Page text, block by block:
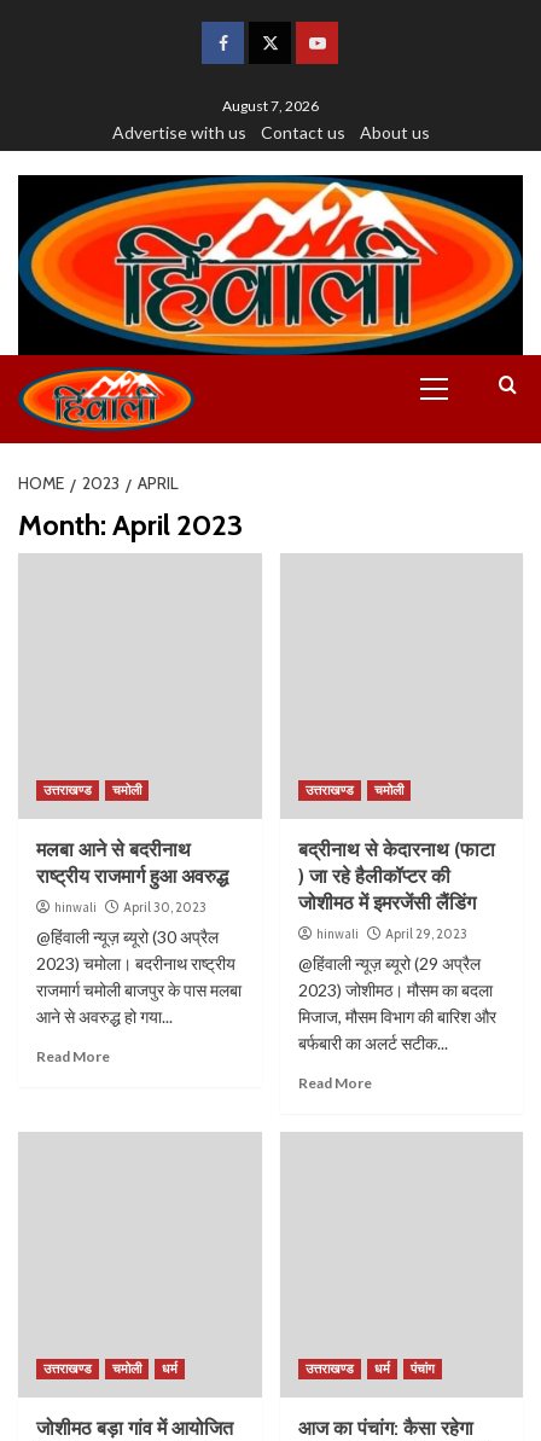
August 7, 2026
Advertise with us Contact us About us
HOME 2023 APRIL
Month: April 2023
उत्तराखण्ड चमोली
मलबा आने से बदरीनाथ
राष्ट्रीय राजमार्ग हुआ अवरुद्ध
hinwali April 30, 2023
@हिंवाली न्यूज़ ब्यूरो (30 अप्रैल
2023) चमोला। बदरीनाथ राष्ट्रीय
राजमार्ग चमोली बाजपुर के पास मलबा
आने से अवरुद्ध हो गया...
Read More
उत्तराखण्ड चमोली
बद्रीनाथ से केदारनाथ (फाटा
) जा रहे हैलीकॉप्टर की
जोशीमठ में इमरजेंसी लैंडिंग
hinwali April 29, 2023
@हिंवाली न्यूज़ ब्यूरो (29 अप्रैल
2023) जोशीमठ। मौसम का बदला
मिजाज, मौसम विभाग की बारिश और
बर्फबारी का अलर्ट सटीक...
Read More
उत्तराखण्ड चमोली धर्म
जोशीमठ बड़ा गांव में आयोजित
उत्तराखण्ड धर्म पंचांग
आज का पंचांग: कैसा रहेगा